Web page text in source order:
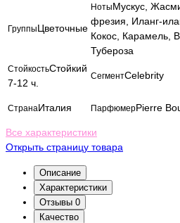
ГруппыЦветочные
НотыМускус,
фрезия, Иланг-
Кокос, Карамель,
Тубероза
СтойкостьСтойкий
7-12 ч.
СегментCelebrity
СтранаИталия ПарфюмерPierre
Все характеристики
Открыть страницу товара
Описание
Характеристики
Отзывы 0
Качество